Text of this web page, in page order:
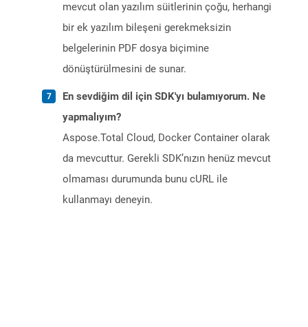
mevcut olan yazılım süitlerinin çoğu, herhangi
bir ek yazılım bileşeni gerekmeksizin
belgelerinin PDF dosya biçimine
dönüştürülmesini de sunar.
En sevdiğim dil için SDK'yı bulamıyorum. Ne
yapmalıyım?
Aspose.Total Cloud, Docker Container olarak
da mevcuttur. Gerekli SDK’nızın henüz mevcut
olmaması durumunda bunu cURL ile
kullanmayı deneyin.